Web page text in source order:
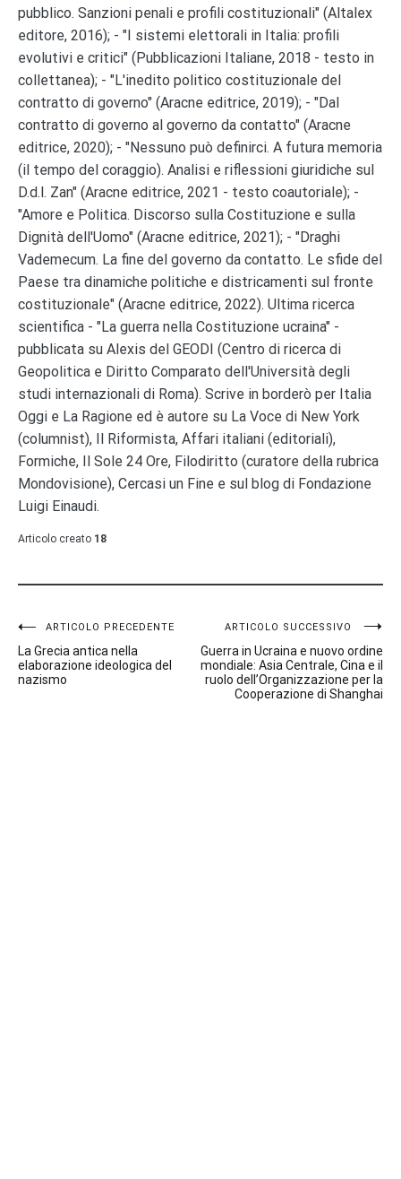
pubblico. Sanzioni penali e profili costituzionali" (Altalex
editore, 2016); - "I sistemi elettorali in Italia: profili
evolutivi e critici" (Pubblicazioni Italiane, 2018 - testo in
collettanea); - "L'inedito politico costituzionale del
contratto di governo" (Aracne editrice, 2019); - "Dal
contratto di governo al governo da contatto" (Aracne
editrice, 2020); - "Nessuno può definirci. A futura memoria
(il tempo del coraggio). Analisi e riflessioni giuridiche sul
D.d.l. Zan" (Aracne editrice, 2021 - testo coautoriale); -
"Amore e Politica. Discorso sulla Costituzione e sulla
Dignità dell'Uomo" (Aracne editrice, 2021); - "Draghi
Vademecum. La fine del governo da contatto. Le sfide del
Paese tra dinamiche politiche e districamenti sul fronte
costituzionale" (Aracne editrice, 2022). Ultima ricerca
scientifica - "La guerra nella Costituzione ucraina" -
pubblicata su Alexis del GEODI (Centro di ricerca di
Geopolitica e Diritto Comparato dell'Università degli
studi internazionali di Roma). Scrive in borderò per Italia
Oggi e La Ragione ed è autore su La Voce di New York
(columnist), Il Riformista, Affari italiani (editoriali),
Formiche, Il Sole 24 Ore, Filodiritto (curatore della rubrica
Mondovisione), Cercasi un Fine e sul blog di Fondazione
Luigi Einaudi.
Articolo creato 18
Navigazione
articoli
ARTICOLO PRECEDENTE
La Grecia antica nella
elaborazione ideologica del
nazismo
ARTICOLO SUCCESSIVO
Guerra in Ucraina e nuovo ordine
mondiale: Asia Centrale, Cina e il
ruolo dell’Organizzazione per la
Cooperazione di Shanghai